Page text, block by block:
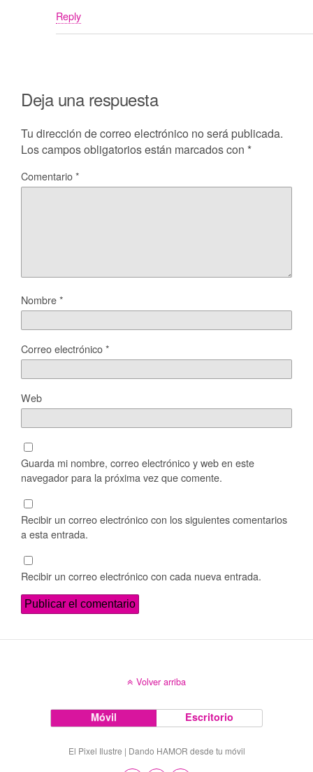
Reply
Deja una respuesta
Tu dirección de correo electrónico no será publicada.
Los campos obligatorios están marcados con *
Comentario*
Nombre*
Correo electrónico*
Web
Guarda mi nombre, correo electrónico y web en este
navegador para la próxima vez que comente.
Recibir un correo electrónico con los siguientes comentarios
a esta entrada.
Recibir un correo electrónico con cada nueva entrada.
Volver arriba
Móvil Escritorio
El Pixel Ilustre | Dando HAMOR desde tu móvil